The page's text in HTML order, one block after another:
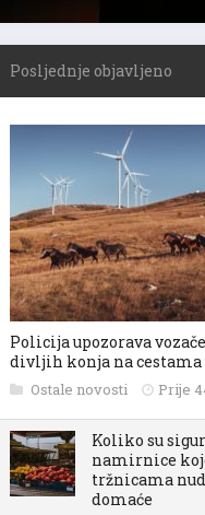
Posljednje objavljeno
Policija upozorava
divljih konja na cestama
Ostale novosti Prije
Koliko su
namirnice
tržnicama
domaće